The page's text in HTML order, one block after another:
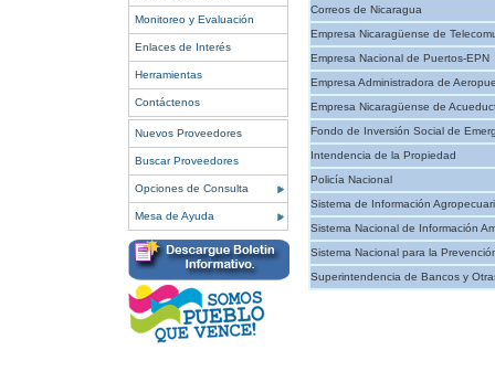
Monitoreo y Evaluación
Enlaces de Interés
Herramientas
Contáctenos
Nuevos Proveedores
Buscar Proveedores
Opciones de Consulta
Mesa de Ayuda
Correos de Nicaragua
Empresa Nicaragüense de
Empresa Nacional de Puertos-EPN
Empresa Administradora de
Empresa Nicaragüense de
Fondo de Inversión Social de
Intendencia de la Propiedad
Policía Nacional
Sistema de Información
Sistema Nacional de Información
Sistema Nacional para la
Superintendencia de Bancos y